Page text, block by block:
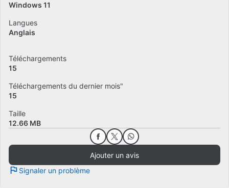
Windows 11
Langues
Anglais
Téléchargements
15
Téléchargements du dernier mois"
15
Taille
12.66 MB
Ajouter un avis
Signaler un problème